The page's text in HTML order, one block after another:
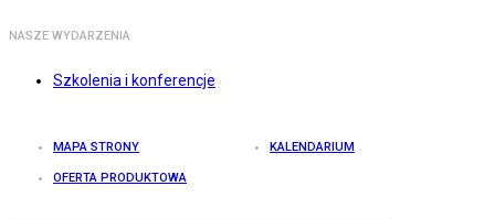
NASZE WYDARZENIA
Szkolenia i konferencje
MAPA STRONY KALENDARIUM
OFERTA PRODUKTOWA